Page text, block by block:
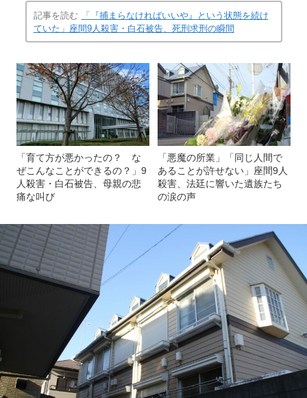
記事を読む
「『捕まらなければいいや』という状態を続け
ていた」座間9人殺害・白石被告、死刑求刑の瞬間
「育て方が悪かったの？ な
ぜこんなことができるの？」9
人殺害・白石被告、母親の悲
痛な叫び
「悪魔の所業」「同じ人間で
あることが許せない」座間9人
殺害、法廷に響いた遺族たち
の涙の声